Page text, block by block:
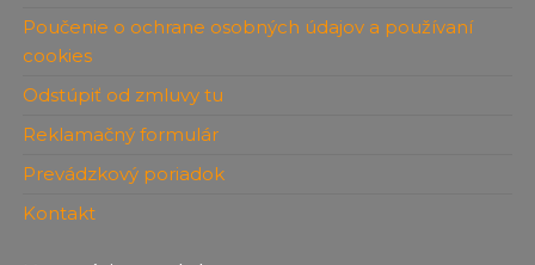
Poučenie o ochrane osobných údajov a používaní
cookies
Odstúpiť od zmluvy tu
Reklamačný formulár
Prevádzkový poriadok
Kontakt